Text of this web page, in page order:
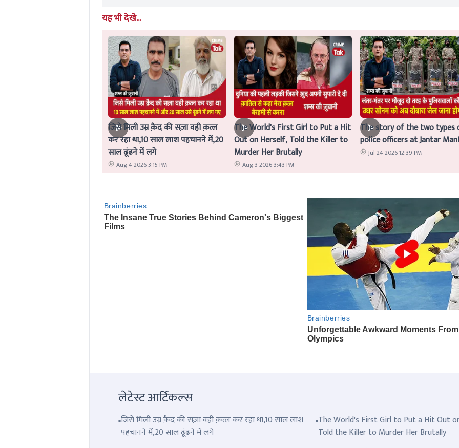
यह भी देखे...
जिसे मिली उम्र क़ैद की सज़ा वही क़त्ल
कर रहा था,10 साल लाश पहचानने में,20
साल ढूंढने में लगे
Aug 4 2026 3:15 PM
The World's First Girl to Put a Hit
Out on Herself, Told the Killer to
Murder Her Brutally
Aug 3 2026 3:43 PM
The story of the two types
police officers at Jantar
Jul 24 2026 12:39 PM
लेटेस्ट आर्टिकल्स
जिसे मिली उम्र क़ैद की सज़ा वही क़त्ल कर रहा था,10 साल लाश
पहचानने में,20 साल ढूंढने में लगे
The World's First Girl to Put a Hit Out
Told the Killer to Murder Her Brutally